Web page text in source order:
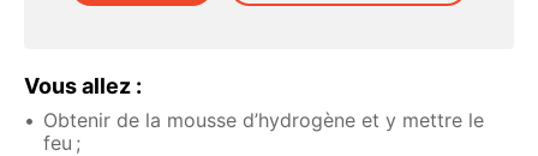
Vous allez :
Obtenir de la mousse d’hydrogène et y mettre le
feu ;